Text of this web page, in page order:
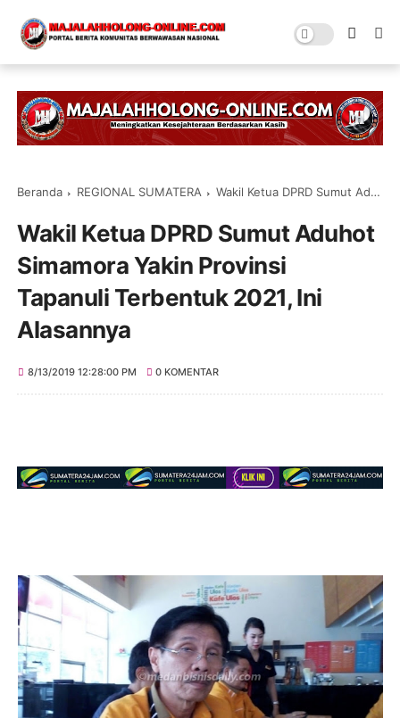
Beranda REGIONAL SUMATERA Wakil Ketua DPRD Sumut Aduhot Simamora Yakin Provinsi Tapanuli Terbentuk 2021, Ini Alasannya
Wakil Ketua DPRD Sumut Aduhot
Simamora Yakin Provinsi
Tapanuli Terbentuk 2021, Ini
Alasannya
8/13/2019 12:28:00 PM 0 KOMENTAR